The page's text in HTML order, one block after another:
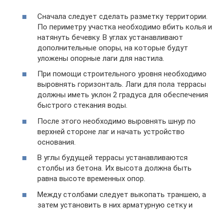
Сначала следует сделать разметку территории.
По периметру участка необходимо вбить колья и
натянуть бечевку. В углах устанавливают
дополнительные опоры, на которые будут
уложены опорные лаги для настила.
При помощи строительного уровня необходимо
выровнять горизонталь. Лаги для пола террасы
должны иметь уклон 2 градуса для обеспечения
быстрого стекания воды.
После этого необходимо выровнять шнур по
верхней стороне лаг и начать устройство
основания.
В углы будущей террасы устанавливаются
столбы из бетона. Их высота должна быть
равна высоте временных опор.
Между столбами следует выкопать траншею, а
затем установить в них арматурную сетку и